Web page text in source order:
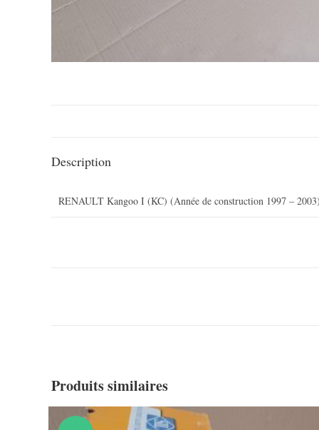
Description
RENAULT Kangoo I (KC) (Année de construction 1997 –
Produits similaires